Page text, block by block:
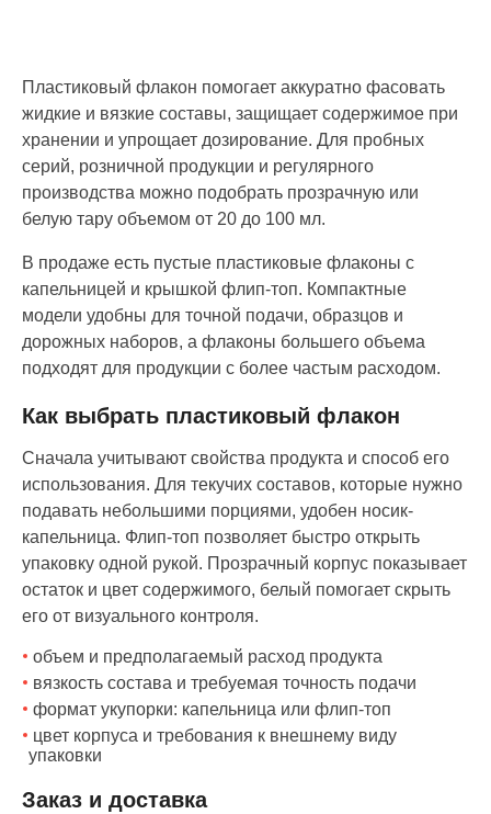
Пластиковый флакон помогает аккуратно фасовать
жидкие и вязкие составы, защищает содержимое при
хранении и упрощает дозирование. Для пробных
серий, розничной продукции и регулярного
производства можно подобрать прозрачную или
белую тару объемом от 20 до 100 мл.
В продаже есть пустые пластиковые флаконы с
капельницей и крышкой флип-топ. Компактные
модели удобны для точной подачи, образцов и
дорожных наборов, а флаконы большего объема
подходят для продукции с более частым расходом.
Как выбрать пластиковый флакон
Сначала учитывают свойства продукта и способ его
использования. Для текучих составов, которые нужно
подавать небольшими порциями, удобен носик-
капельница. Флип-топ позволяет быстро открыть
упаковку одной рукой. Прозрачный корпус показывает
остаток и цвет содержимого, белый помогает скрыть
его от визуального контроля.
объем и предполагаемый расход продукта
вязкость состава и требуемая точность подачи
формат укупорки: капельница или флип-топ
цвет корпуса и требования к внешнему виду
упаковки
Заказ и доставка